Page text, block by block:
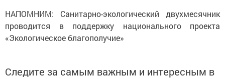
НАПОМНИМ: Санитарно-экологический двухмесячник
проводится в поддержку национального проекта
«Экологическое благополучие»
Следите за самым важным и интересным в